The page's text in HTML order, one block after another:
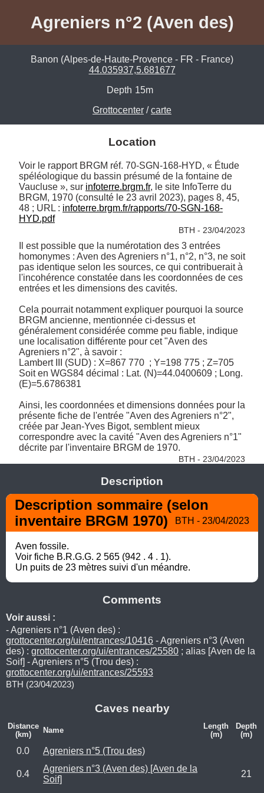
Agreniers n°2 (Aven des)
Banon (Alpes-de-Haute-Provence - FR - France)
44.035937,5.681677
Depth 15m
Grottocenter /carte
Location
Voir le rapport BRGM réf. 70-SGN-168-HYD, « Étude
spéléologique du bassin présumé de la fontaine de
Vaucluse », sur infoterre.brgm.fr, le site InfoTerre du
BRGM, 1970 (consulté le 23 avril 2023), pages 8, 45,
48 ; URL : infoterre.brgm.fr/rapports/70-SGN-168-
HYD.pdf
BTH - 23/04/2023
Il est possible que la numérotation des 3 entrées
homonymes : Aven des Agreniers n°1, n°2, n°3, ne soit
pas identique selon les sources, ce qui contribuerait à
l'incohérence constatée dans les coordonnées de ces
entrées et les dimensions des cavités.
Cela pourrait notamment expliquer pourquoi la source
BRGM ancienne, mentionnée ci-dessus et
généralement considérée comme peu fiable, indique
une localisation différente pour cet "Aven des
Agreniers n°2", à savoir :
Lambert III (SUD) : X=867 770  ; Y=198 775 ; Z=705
Soit en WGS84 décimal : Lat. (N)=44.0400609 ; Long.
(E)=5.6786381
Ainsi, les coordonnées et dimensions données pour la
présente fiche de l'entrée "Aven des Agreniers n°2",
créée par Jean-Yves Bigot, semblent mieux
correspondre avec la cavité "Aven des Agreniers n°1"
décrite par l'inventaire BRGM de 1970.
BTH - 23/04/2023
Description
Description sommaire (selon
inventaire BRGM 1970)
BTH - 23/04/2023
Aven fossile.
Voir fiche B.R.G.G. 2 565 (942 . 4 . 1).
Un puits de 23 mètres suivi d'un méandre.
Comments
Voir aussi :
- Agreniers n°1 (Aven des) :
grottocenter.org/ui/entrances/10416 - Agreniers n°3 (Aven
des) : grottocenter.org/ui/entrances/25580 ; alias [Aven de la
Soif] - Agreniers n°5 (Trou des) :
grottocenter.org/ui/entrances/25593
BTH (23/04/2023)
Caves nearby
Distance
(km)
Name
Length
(m)
Depth
(m)
0.0 Agreniers n°5 (Trou des)
0.4
Agreniers n°3 (Aven des) [Aven de la
Soif]
21